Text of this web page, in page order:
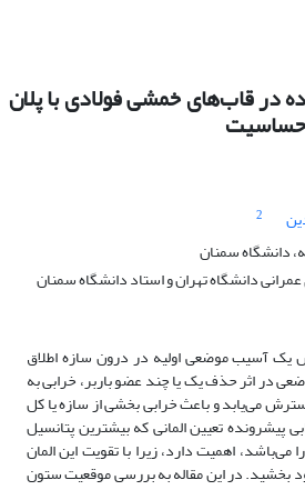
در قاب‌های خمشی فولادی با پلان
2
دانشگاه سمنان
دانشگاه تهران و استاد دانشگاه سمنان
یک آسیب موضعی اولیه در درون سازه اطلاق
در اثر حذف یک یا چند عضو باربر، خرابی به
می‌یابد و باعث خرابی بخشی از سازه یا کل
تعیین المانی که بیشترین پتانسیل
می‌باشد، اهمیت دارد، زیرا با تقویت این المان
بخشید. در این مقاله به بررسی موقعیت ستون